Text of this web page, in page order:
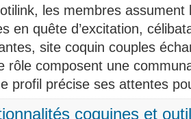
les membres
en quête d’excitation,
site coquin couples
rôle composent une
profil précise ses attentes
coquines et